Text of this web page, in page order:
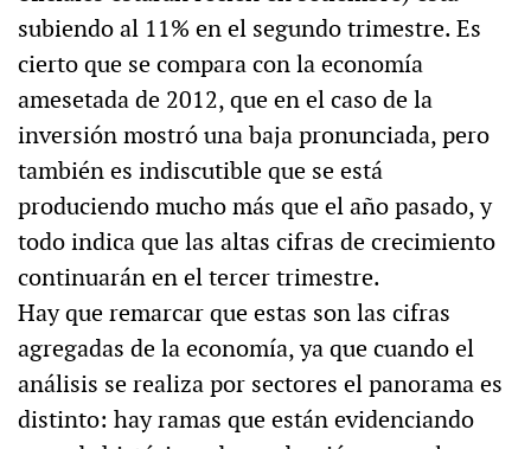
subiendo al 11% en el segundo trimestre. Es
cierto que se compara con la economía
amesetada de 2012, que en el caso de la
inversión mostró una baja pronunciada, pero
también es indiscutible que se está
produciendo mucho más que el año pasado, y
todo indica que las altas cifras de crecimiento
continuarán en el tercer trimestre.
Hay que remarcar que estas son las cifras
agregadas de la economía, ya que cuando el
análisis se realiza por sectores el panorama es
distinto: hay ramas que están evidenciando